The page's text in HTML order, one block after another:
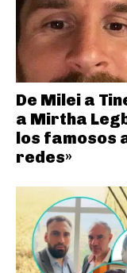
De Milei a
a Mirtha
los famosos
redes»